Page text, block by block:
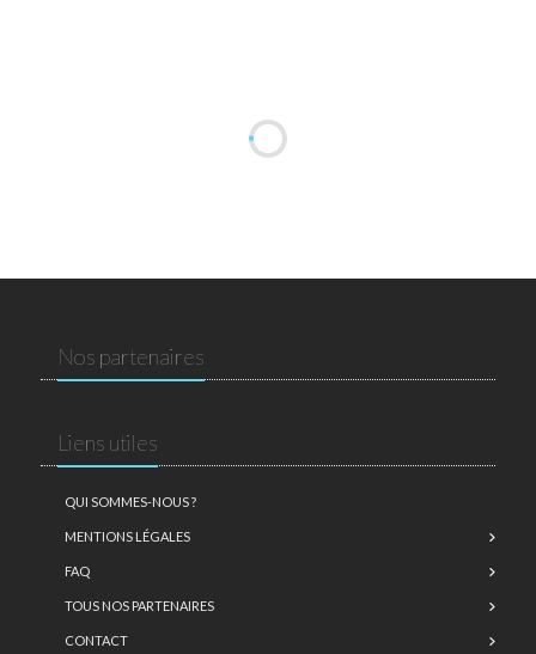
Nos partenaires
Liens utiles
QUI SOMMES-NOUS ?
MENTIONS LÉGALES
FAQ
TOUS NOS PARTENAIRES
CONTACT